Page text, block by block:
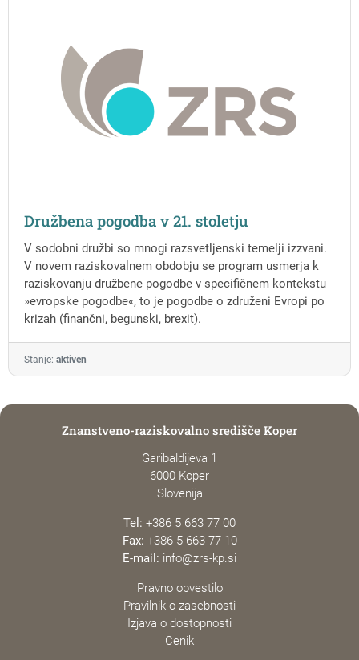
Družbena pogodba v 21. stoletju
V sodobni družbi so mnogi razsvetljenski temelji izzvani.
V novem raziskovalnem obdobju se program usmerja k
raziskovanju družbene pogodbe v specifičnem kontekstu
»evropske pogodbe«, to je pogodbe o združeni Evropi po
krizah (finančni, begunski, brexit).
Stanje: aktiven
Znanstveno-raziskovalno središče Koper
Garibaldijeva 1
6000 Koper
Slovenija
Tel: +386 5 663 77 00
Fax: +386 5 663 77 10
E-mail: info@zrs-kp.si
Pravno obvestilo
Pravilnik o zasebnosti
Izjava o dostopnosti
Cenik